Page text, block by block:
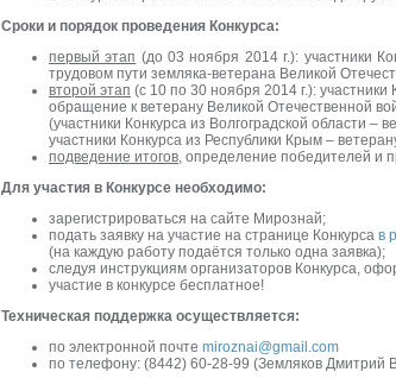
Сроки и порядок проведения Конкурса:
первый этап (до 03 ноября 2014 г.): участники
трудовом пути земляка-ветерана Великой
второй этап (с 10 по 30 ноября 2014 г.):
обращение к ветерану Великой Отечественной
(участники Конкурса из Волгоградской области
участники Конкурса из Республики Крым –
подведение итогов, определение победителей и
Для участия в Конкурсе необходимо:
зарегистрироваться на сайте Мирознай;
подать заявку на участие на странице Конкурса в
(на каждую работу подаётся только одна заявка);
следуя инструкциям организаторов Конкурса,
участие в конкурсе бесплатное!
Техническая поддержка осуществляется:
по электронной почте miroznai@gmail.com
по телефону: (8442) 60-28-99 (Земляков Дмитрий